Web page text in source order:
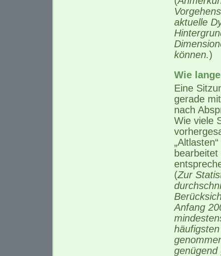
aktuelle
können.)
Wie
Eine
gerade
nach
Wie viele
(Zur
Anfang